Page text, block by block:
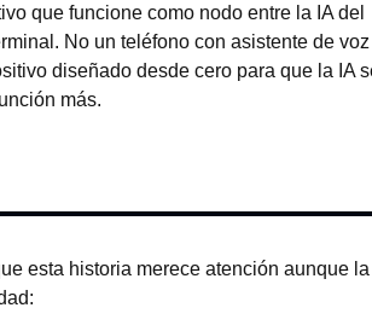
que funcione como nodo entre la IA del
No un teléfono con asistente de voz
diseñado desde cero para que la IA
más.
esta historia merece atención aunque la